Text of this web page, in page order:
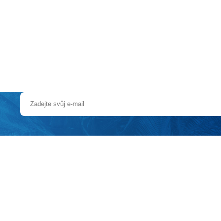
odpočinek i aktivní dovolenou
saunový svět)
Lipno - 23 km, skiareál Hochficht (A) - 28 km